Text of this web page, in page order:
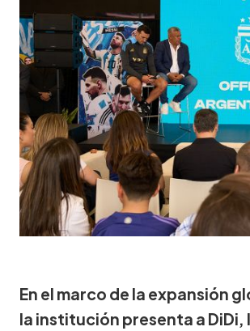
En el marco de la expansión
la institución presenta a